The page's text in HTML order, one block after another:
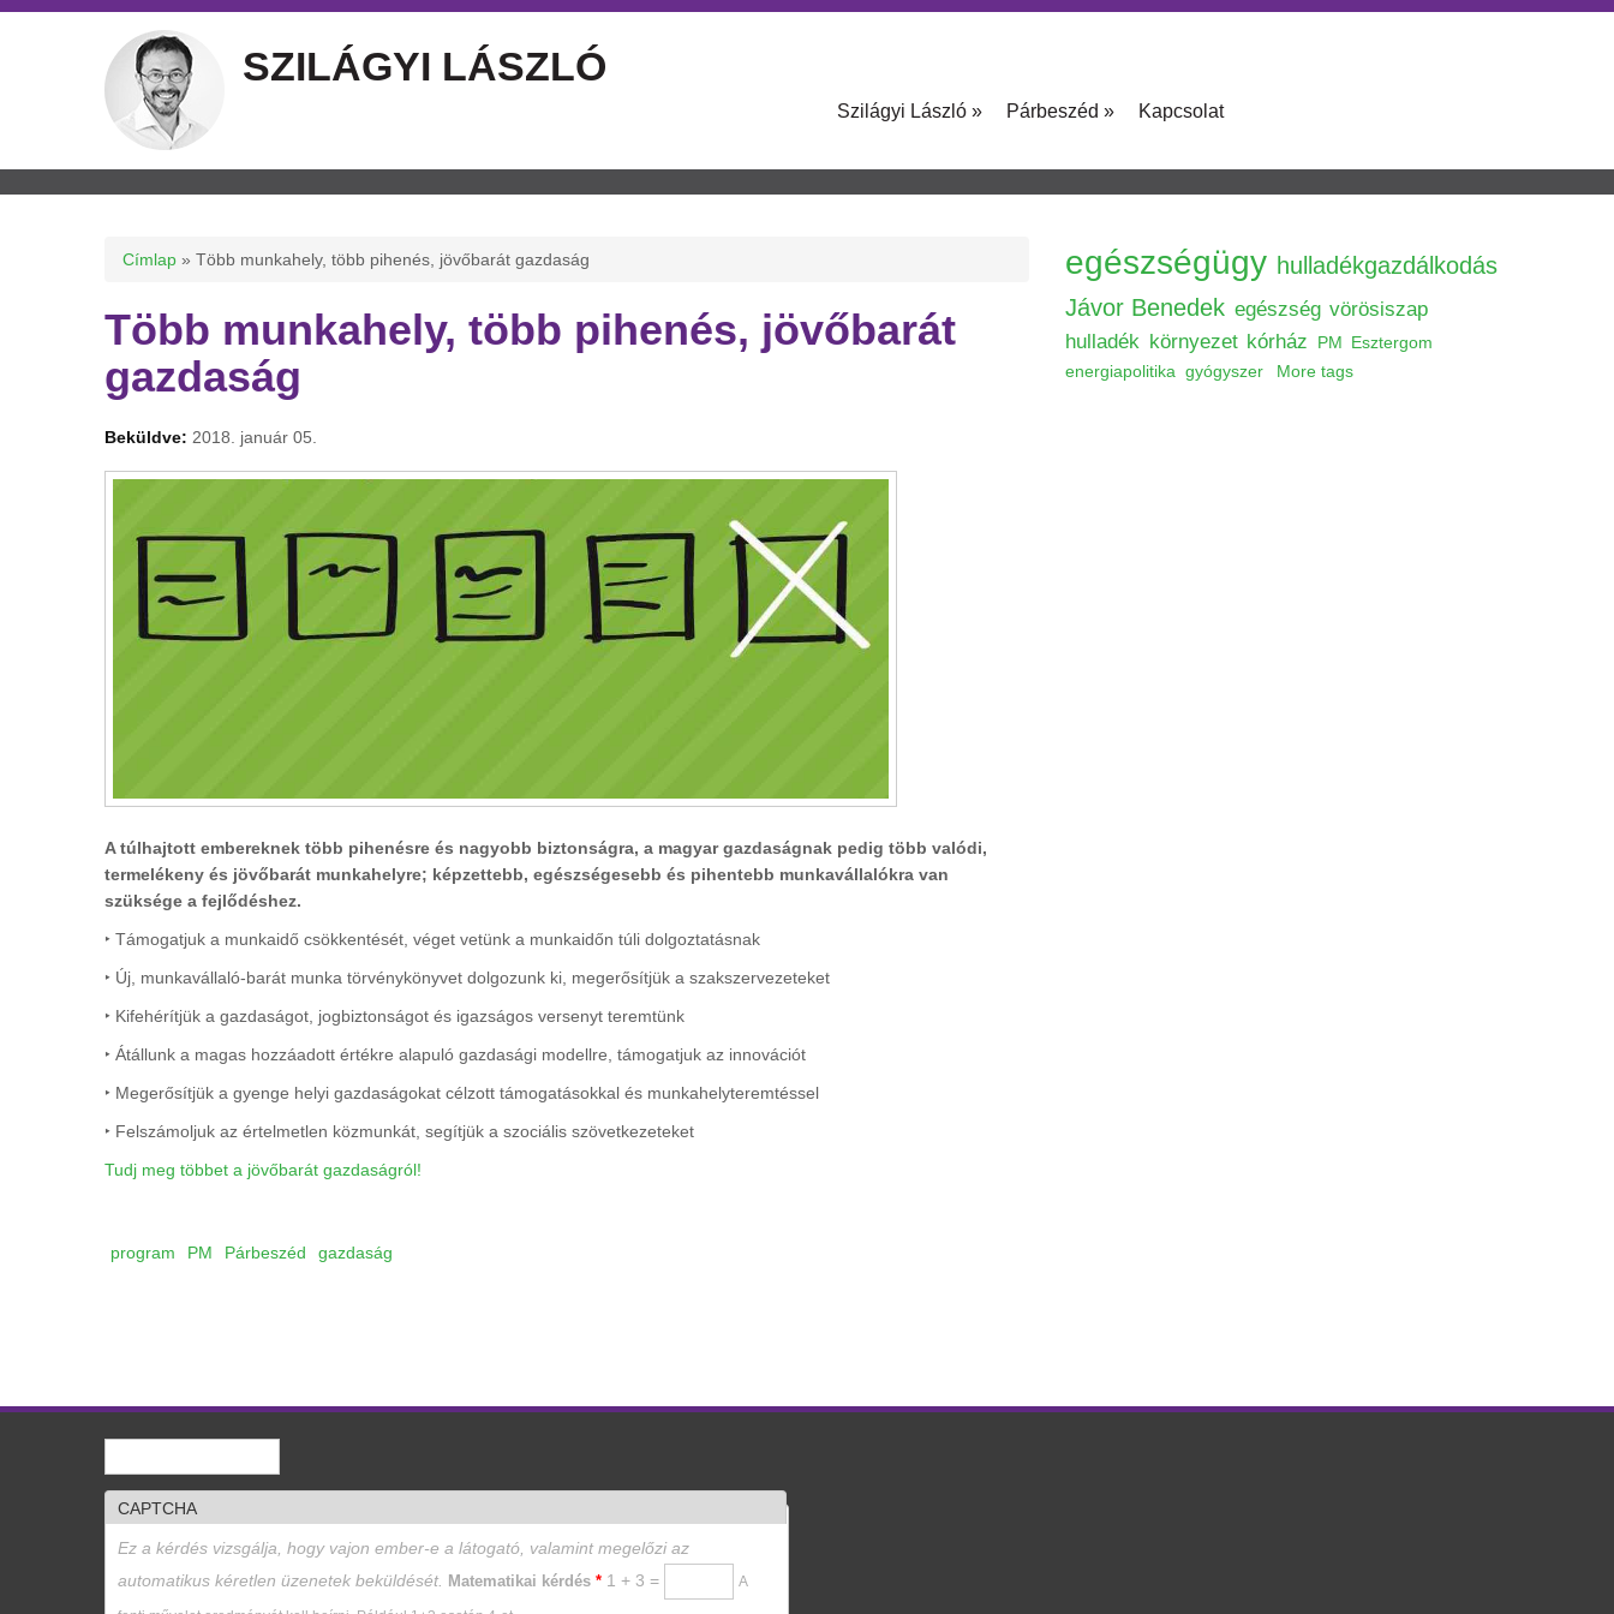
SZILÁGYI LÁSZLÓ
Szilágyi László » Párbeszéd » Kapcsolat
Jelenlegi hely
Címlap » Több munkahely, több pihenés, jövőbarát gazdaság
Több munkahely, több pihenés, jövőbarát
gazdaság
Beküldve: 2018. január 05.
A túlhajtott embereknek több pihenésre és nagyobb biztonságra, a magyar gazdaságnak pedig több valódi,
termelékeny és jövőbarát munkahelyre; képzettebb, egészségesebb és pihentebb munkavállalókra van
szüksége a fejlődéshez.
‣ Támogatjuk a munkaidő csökkentését, véget vetünk a munkaidőn túli dolgoztatásnak
‣ Új, munkavállaló-barát munka törvénykönyvet dolgozunk ki, megerősítjük a szakszervezeteket
‣ Kifehérítjük a gazdaságot, jogbiztonságot és igazságos versenyt teremtünk
‣ Átállunk a magas hozzáadott értékre alapuló gazdasági modellre, támogatjuk az innovációt
‣ Megerősítjük a gyenge helyi gazdaságokat célzott támogatásokkal és munkahelyteremtéssel
‣ Felszámoljuk az értelmetlen közmunkát, segítjük a szociális szövetkezeteket
Tudj meg többet a jövőbarát gazdaságról!
program PM Párbeszéd gazdaság
egészségügy hulladékgazdálkodás
Jávor Benedek egészség vörösiszap
hulladék környezet kórház PM Esztergom
energiapolitika gyógyszer More tags
CAPTCHA
Ez a kérdés vizsgálja, hogy vajon ember-e a látogató, valamint megelőzi az
automatikus kéretlen üzenetek beküldését. Matematikai kérdés * 1 + 3 = A